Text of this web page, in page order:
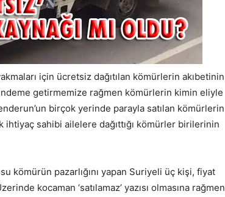
için ücretsiz dağıtılan kömürlerin akıbetinin
getirmemize rağmen kömürlerin kimin eliyle
birçok yerinde parayla satılan kömürlerin
sahibi ailelere dağıttığı kömürler birilerinin
kömürün pazarlığını yapan Suriyeli üç kişi, fiyat
kocaman ‘satılamaz’ yazısı olmasına rağmen